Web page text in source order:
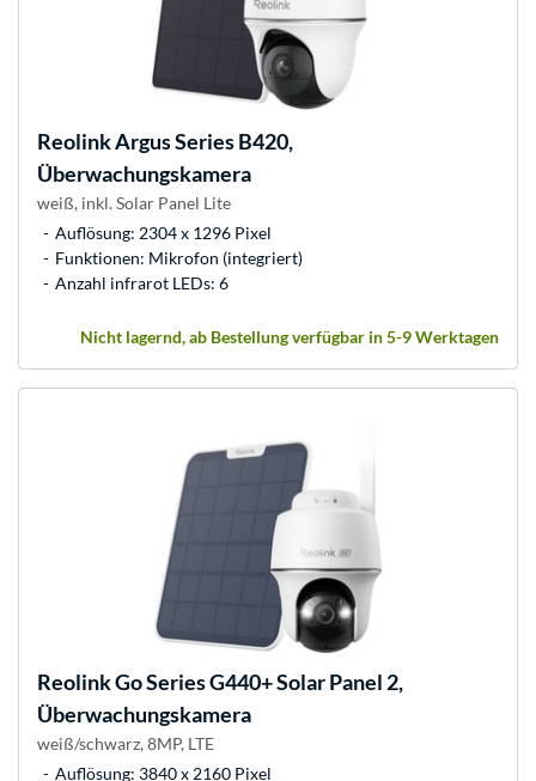
ReolinkArgus Series B420,
Überwachungskamera
weiß, inkl. Solar Panel Lite
Auflösung: 2304 x 1296 Pixel
Funktionen: Mikrofon (integriert)
Anzahl infrarot LEDs: 6
Nicht lagernd, ab Bestellung verfügbar in 5-9 Werktagen
ReolinkGo Series G440+ Solar Panel 2,
Überwachungskamera
weiß/schwarz, 8MP, LTE
Auflösung: 3840 x 2160 Pixel